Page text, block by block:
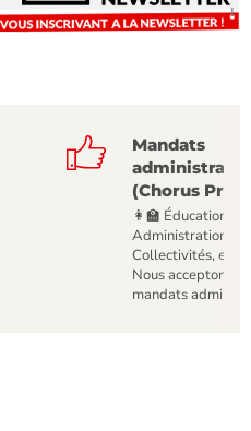
Mandats
(Chorus Pro)
👩‍🏫 Éducation,
Administrations,
Collectivités, etc
Nous acceptons
mandats